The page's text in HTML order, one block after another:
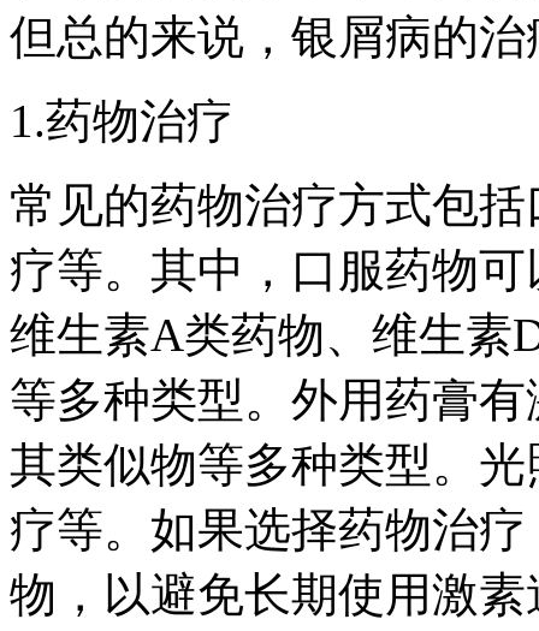
但总的来说，银屑病的
1.药物治疗
常见的药物治疗方式包
疗等。其中，口服药物
维生素A类药物、维生素
等多种类型。外用药膏
其类似物等多种类型。
疗等。如果选择药物治
物，以避免长期使用激